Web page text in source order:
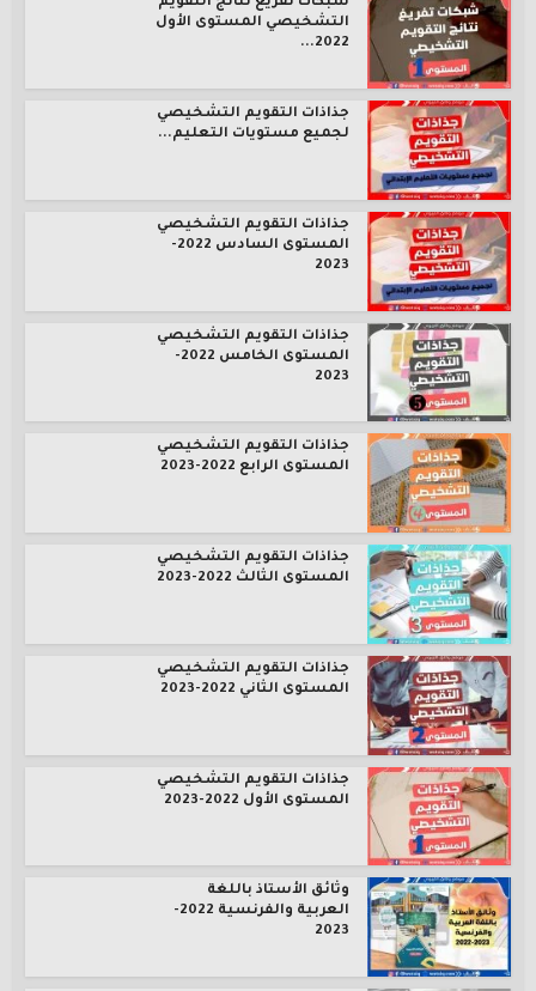
شبكات تفريغ نتائج التقويم
التشخيصي المستوى الأول
2022...
جذاذات التقويم التشخيصي
لجميع مستويات التعليم...
جذاذات التقويم التشخيصي
المستوى السادس 2022-
2023
جذاذات التقويم التشخيصي
المستوى الخامس 2022-
2023
جذاذات التقويم التشخيصي
المستوى الرابع 2022-2023
جذاذات التقويم التشخيصي
المستوى الثالث 2022-2023
جذاذات التقويم التشخيصي
المستوى الثاني 2022-2023
جذاذات التقويم التشخيصي
المستوى الأول 2022-2023
وثائق الأستاذ باللغة
العربية والفرنسية 2022-
2023